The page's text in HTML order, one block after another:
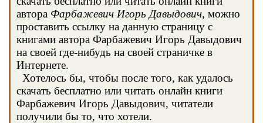
автора Фарбажевич Игорь Давыдович, можно
проставить ссылку на данную страницу с
книгами автора Фарбажевич Игорь Давыдович
на своей где-нибудь на своей страничке в
Интернете.
Хотелось бы, чтобы после того, как удалось
скачать бесплатно или читать онлайн книги
Фарбажевич Игорь Давыдович, читатели
получили бы то, что хотели.